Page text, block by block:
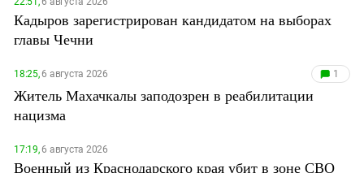
Кадыров зарегистрирован кандидатом на выборах
главы Чечни
18:25,6 августа 2026 1
Житель Махачкалы заподозрен в реабилитации
нацизма
17:19,6 августа 2026
Военный из Краснодарского края убит в зоне СВО